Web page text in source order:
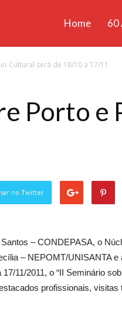
Home 60
Cultural será de 18/10 a 17/11
Porto
no Twitter
– CONDEPASA, o
– NEPOMT/UNISANTA e
11/2011, o “II Seminário
profissionais,